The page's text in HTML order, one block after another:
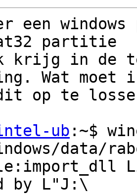
een
partitie
in de
Wat moet
dit op te
ub :~$
data/
by L"J:\